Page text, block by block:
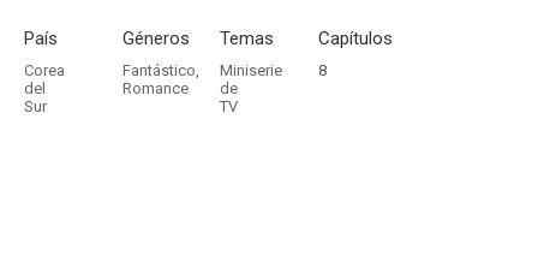
País
Corea
del
Sur
Géneros
Fantástico,
Romance
Temas
Miniserie
de
TV
Capítulos
8